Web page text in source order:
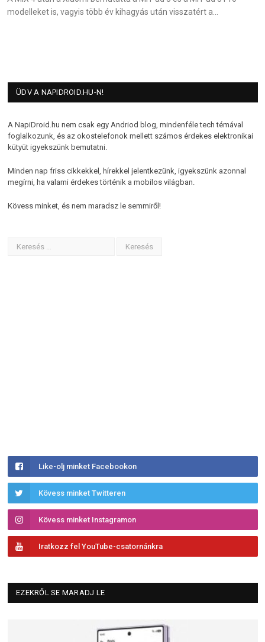
modelleket is, vagyis több év kihagyás után visszatért a…
ÜDV A NAPIDROID.HU-N!
A NapiDroid.hu nem csak egy Andriod blog, mindenféle tech témával
foglalkozunk, és az okostelefonok mellett számos érdekes elektronikai
kütyüt igyekszünk bemutatni.
Minden nap friss cikkekkel, hírekkel jelentkezünk, igyekszünk azonnal
megírni, ha valami érdekes történik a mobilos világban.
Kövess minket, és nem maradsz le semmiről!
Like-olj minket Facebookon
Kövess minket Twitteren
Kövess minket Instagramon
Iratkozz fel YouTube-csatornánkra
EZEKRŐL SE MARADJ LE